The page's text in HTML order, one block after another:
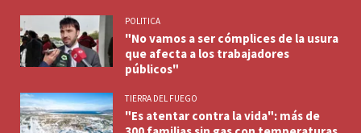
POLITICA
"No vamos a ser cómplices de la usura
que afecta a los trabajadores
públicos"
TIERRA DEL FUEGO
"Es atentar contra la vida": más de